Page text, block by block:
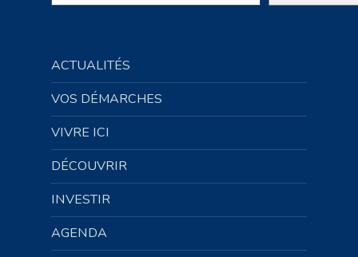
ACTUALITÉS
VOS DÉMARCHES
VIVRE ICI
DÉCOUVRIR
INVESTIR
AGENDA